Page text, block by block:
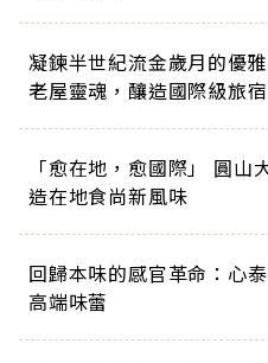
凝鍊半世紀流金歲月的優
老屋靈魂，釀造國際級旅
「愈在地，愈國際」 圓
造在地食尚新風味
回歸本味的感官革命：心
高端味蕾